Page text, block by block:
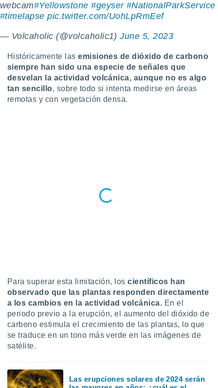
similares
como
este sitio
IP
de
posible
de
un
o acceder
perfiles
webcam#Yellowstone #geyser #NationalParkService
#timelapse pic.twitter.com/UohLpRmEef
— Volcaholic (@volcaholic1)June 5, 2023
Históricamente las emisiones de dióxido de carbono
siempre han sido una especie de señales que
desvelan la actividad volcánica, aunque no es algo
tan sencillo, sobre todo si intenta medirse en áreas
remotas y con vegetación densa.
Para superar esta limitación, loscientíficos han
observado que las plantas responden directamente
a los cambios en la actividad volcánica. En el
periodo previo a la erupción, el aumento del dióxido de
carbono estimula el crecimiento de las plantas, lo que
se traduce en un tono más verde en las imágenes de
satélite.
Las erupciones solares de 2024 serán